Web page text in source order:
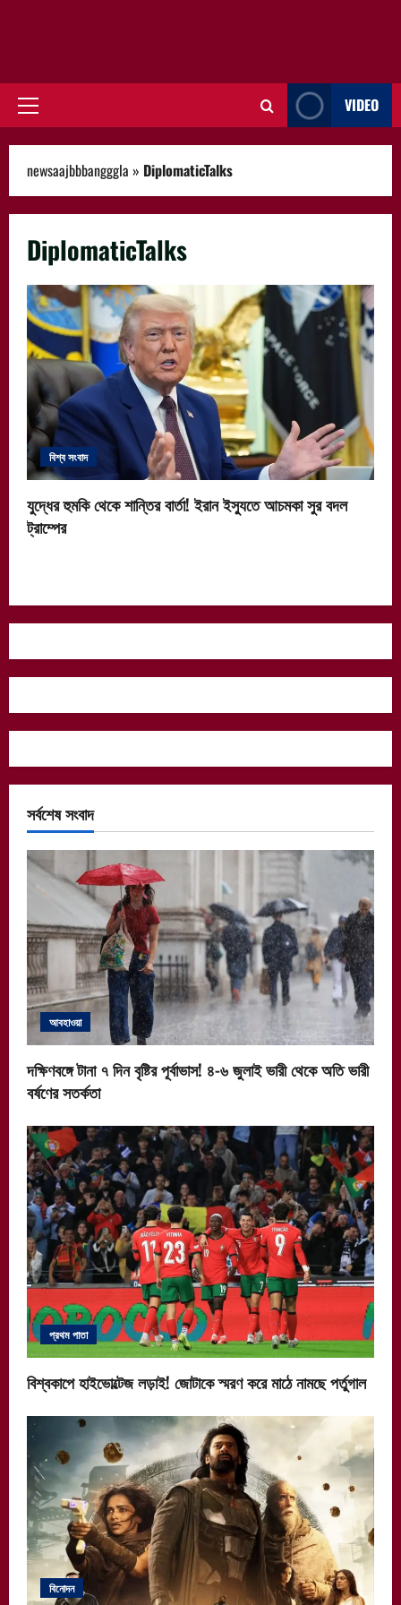
Primary
VIDEO
newsaajbbbangggla » DiplomaticTalks
DiplomaticTalks
বিশ্ব সংবাদ
যুদ্ধের হুমকি থেকে শান্তির বার্তা! ইরান ইস্যুতে আচমকা সুর বদল
ট্রাম্পের
সর্বশেষ সংবাদ
আবহাওয়া
দক্ষিণবঙ্গে টানা ৭ দিন বৃষ্টির পূর্বাভাস! ৪-৬ জুলাই ভারী থেকে অতি ভারী
বর্ষণের সতর্কতা
প্রথম পাতা
বিশ্বকাপে হাইভোল্টেজ লড়াই! জোটাকে স্মরণ করে মাঠে নামছে পর্তুগাল
বিনোদন